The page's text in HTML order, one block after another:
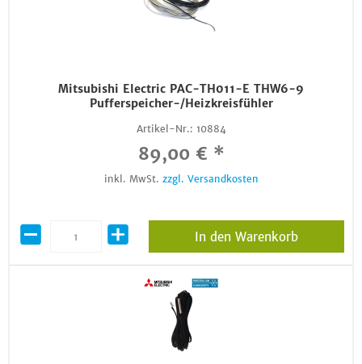
Mitsubishi Electric PAC-TH011-E THW6-9
Pufferspeicher-/Heizkreisfühler
Artikel-Nr.: 10884
89,00 € *
inkl. MwSt. zzgl. Versandkosten
In den Warenkorb